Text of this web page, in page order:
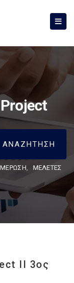
, ΜΕΛΕΤΕΣ
ΙΙ 3ος